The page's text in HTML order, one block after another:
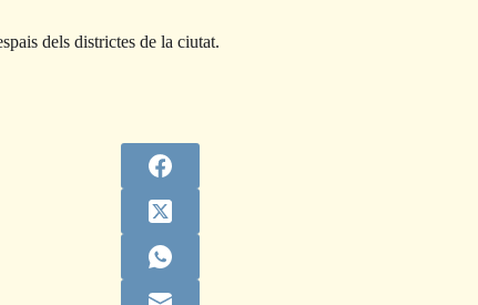
dels districtes de la ciutat.